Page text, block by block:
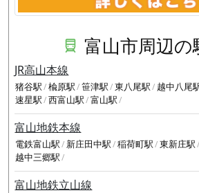
富山市周辺の
JR高山本線
猪谷駅 楡原駅 笹津駅 東八尾駅 越中八尾
速星駅 西富山駅 富山駅
富山地鉄本線
電鉄富山駅 新庄田中駅 稲荷町駅 東新庄駅
越中三郷駅
富山地鉄立山線